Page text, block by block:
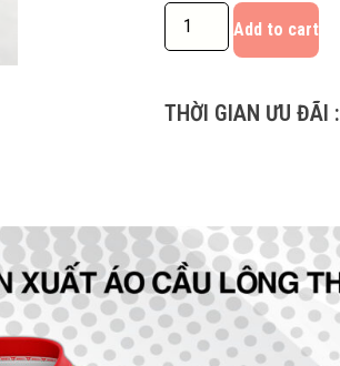
Add to cart
THỜI GIAN ƯU ĐÃI :